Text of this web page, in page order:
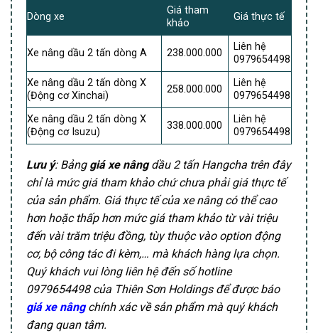
Dòng xe
Giá tham
khảo
Giá thực tế
Xe nâng dầu 2 tấn dòng A 238.000.000
Liên hệ
0979654498
Xe nâng dầu 2 tấn dòng X
(Động cơ Xinchai)
258.000.000
Liên hệ
0979654498
Xe nâng dầu 2 tấn dòng X
(Động cơ Isuzu)
338.000.000
Liên hệ
0979654498
Lưu ý: Bảng giá xe nângdầu 2 tấn Hangcha trên đây
chỉ là mức giá tham khảo chứ chưa phải giá thực tế
của sản phẩm. Giá thực tế của xe nâng có thể cao
hơn hoặc thấp hơn mức giá tham khảo từ vài triệu
đến vài trăm triệu đồng, tùy thuộc vào option động
cơ, bộ công tác đi kèm,… mà khách hàng lựa chọn.
Quý khách vui lòng liên hệ đến số hotline
0979654498 của Thiên Sơn Holdings để được báo
giá xe nângchính xác về sản phẩm mà quý khách
đang quan tâm.